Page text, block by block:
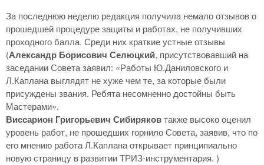
За последнюю неделю редакция получила немало отзывов о
прошедшей процедуре защиты и работах, не получивших
проходного балла. Среди них краткие устные отзывы
(Александр Борисович Селюцкий, присутствовавший на
заседании Совета заявил: «Работы Ю.Даниловского и
Л.Каплана выглядят не хуже чем те, за которые были
присуждены звания. Ребята несомненно достойны быть
Мастерами».
Виссарион Григорьевич Сибиряковтакже высоко оценил
уровень работ, не прошедших горнило Совета, заявив, что по
его мнению работа Л.Каплана открывает принципиально
новую страницу в развитии ТРИЗ-инструментария. )